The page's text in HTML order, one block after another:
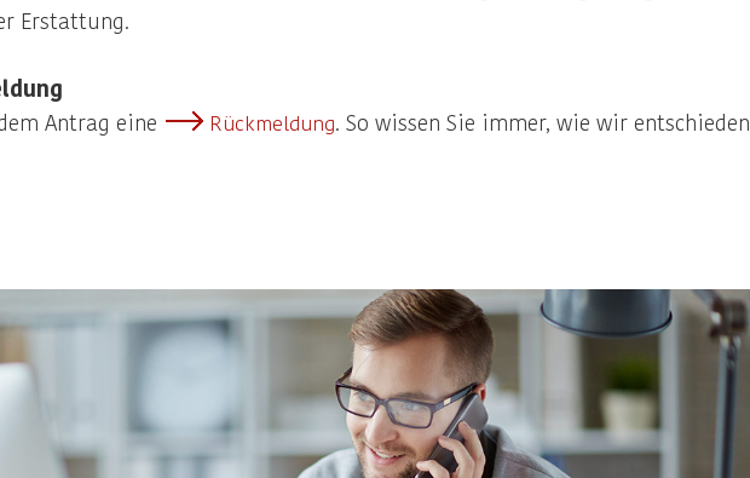
Erstattung.
Antrag eine
Rückmeldung . So wissen Sie immer, wie wir entschieden